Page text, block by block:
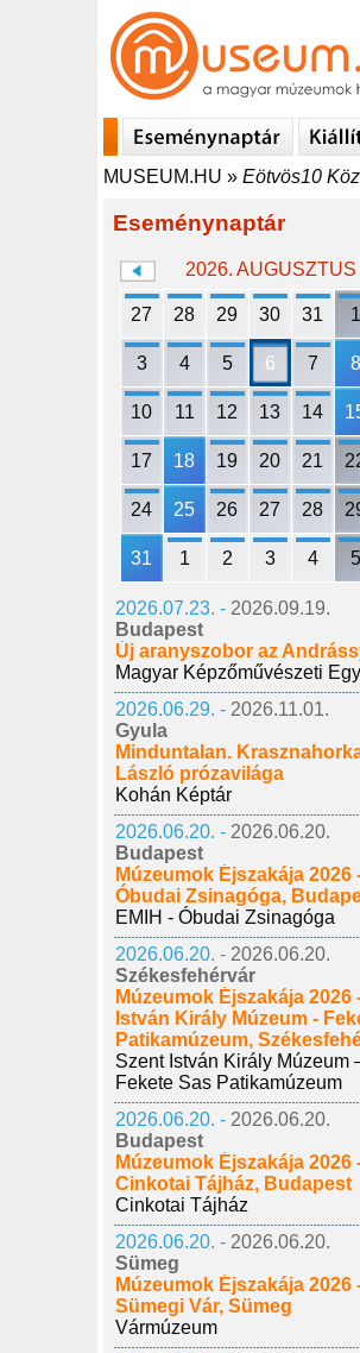
MUSEUM.HU » Eötvös10
Eseménynaptár
2026. AUGUSZTUS
27 28 29 30 31 1
3 4 5 6 7 8
10 11 12 13 14
17 18 19 20 21
24 25 26 27 28
31 1 2 3 4 5
2026.07.23. - 2026.09.19.
Budapest
Új aranyszobor az
Magyar Képzőművészeti
2026.06.29. - 2026.11.01.
Gyula
Minduntalan.
László prózavilága
Kohán Képtár
2026.06.20. - 2026.06.20.
Budapest
Múzeumok Éjszakája 2026
Óbudai Zsinagóga,
EMIH - Óbudai Zsinagóga
2026.06.20. - 2026.06.20.
Székesfehérvár
Múzeumok Éjszakája 2026
István Király Múzeum -
Patikamúzeum,
Szent István Király Múzeum
Fekete Sas Patikamúzeum
2026.06.20. - 2026.06.20.
Budapest
Múzeumok Éjszakája 2026
Cinkotai Tájház, Budapest
Cinkotai Tájház
2026.06.20. - 2026.06.20.
Sümeg
Múzeumok Éjszakája 2026
Sümegi Vár, Sümeg
Vármúzeum